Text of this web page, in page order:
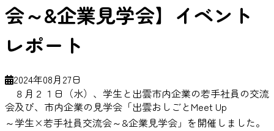
会～&企業見学会】イベント
レポート
2024年08月27日
８月２１日（水）、学生と出雲市内企業の若手社員の交流
会及び、市内企業の見学会「出雲おしごとMeet Up
～学生×若手社員交流会～&企業見学会」を開催しました。